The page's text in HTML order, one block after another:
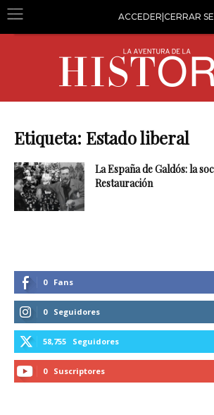
ACCEDER|CERRAR
Etiqueta: Estado liberal
La España de Galdós: la
Restauración
0 Fans
0 Seguidores
58,755 Seguidores
0 Suscriptores